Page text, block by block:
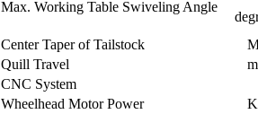
Max. Working Table Swiveling Angle
Center Taper of Tailstock
Quill Travel
CNC System
Wheelhead Motor Power